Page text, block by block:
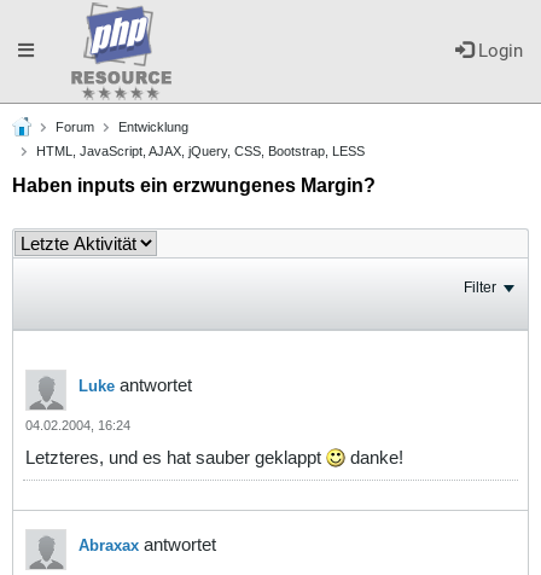
Login
Toggle
navigation
Forum
Entwicklung
HTML, JavaScript, AJAX, jQuery, CSS, Bootstrap, LESS
Haben inputs ein erzwungenes Margin?
Filter
Luke antwortet
04.02.2004, 16:24
Letzteres, und es hat sauber geklappt danke!
Abraxax antwortet